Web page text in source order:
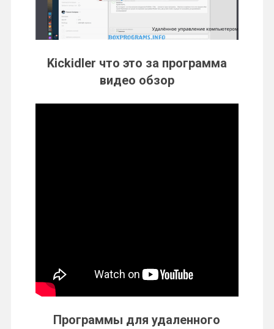
Kickidler что это за программа
видео обзор
Программы для удаленного